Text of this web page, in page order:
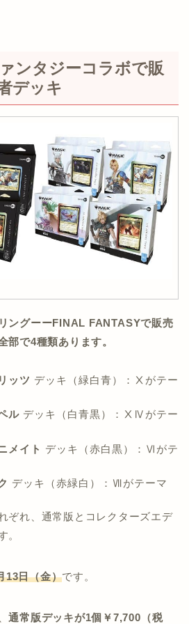
ンタジーコラボで販
デッキ
ングーーFINAL FANTASYで販売
部で4種類あります。
ッツ デッキ（緑白青）：Ⅹがテー
ル デッキ（白青黒）：ⅩⅣがテー
メイト デッキ（赤白黒）：Ⅵがテ
デッキ（赤緑白）：Ⅶがテーマ
ぞれ、通常版とコレクターズエデ
。
13日（金）です。
通常版デッキが1個￥7,700（税